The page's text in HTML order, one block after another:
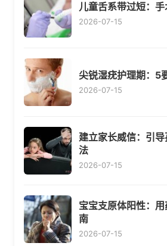
儿童舌系带过短：手
2026-07-15
尖锐湿疣护理期：5
2026-07-15
建立家长威信：引
法
2026-07-15
宝宝支原体阳性：
南
2026-07-15